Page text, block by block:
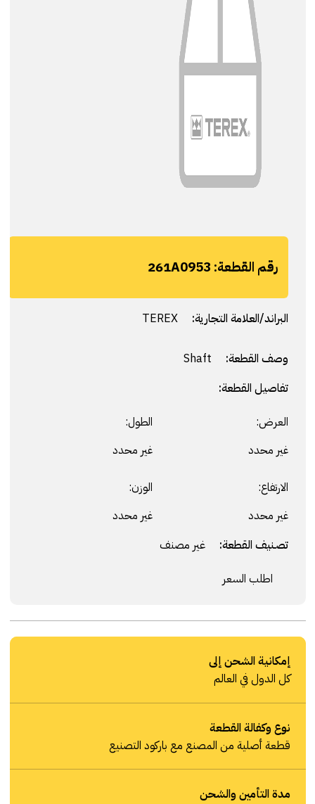
رقم القطعة: 261A0953
البراند/العلامة التجارية: TEREX
وصف القطعة:
تفاصيل القطعة:
العرض:
غير محدد
الطول:
غير محدد
الارتفاع:
غير محدد
الوزن:
غير محدد
تصنيف القطعة: غير مصنف
اطلب السعر
إمكانية الشحن إلى
كل الدول في العالم
نوع وكفالة القطعة
قطعة أصلية من المصنع مع باركود التصنيع
مدة التأمين والشحن